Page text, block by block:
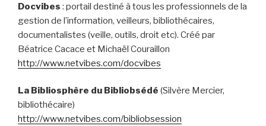
Docvibes : portail destiné à tous les professionnels de la
gestion de l’information, veilleurs, bibliothécaires,
documentalistes (veille, outils, droit etc). Créé par
Béatrice Cacace et Michaël Couraillon
http://www.netvibes.com/docvibes
La Bibliosphère du Bibliobsédé (Silvère Mercier,
bibliothécaire)
http://www.netvibes.com/bibliobsession